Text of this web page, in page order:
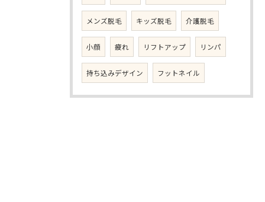
メンズ脱毛 キッズ脱毛 介護脱毛
小顔 疲れ リフトアップ リンパ
持ち込みデザイン フットネイル